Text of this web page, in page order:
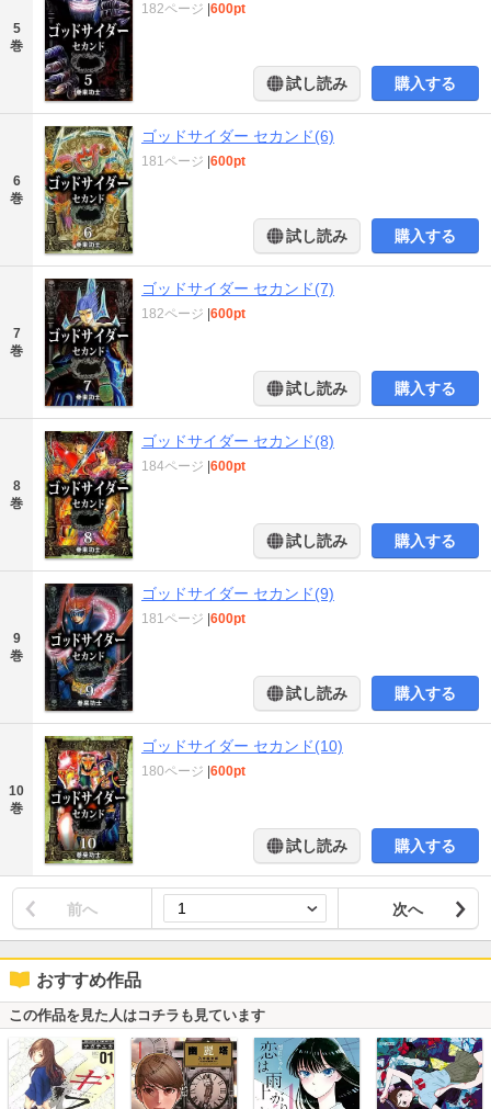
5
巻
182ページ 600pt
試し読み 購入する
6
巻
ゴッドサイダー セカンド(6)
181ページ 600pt
試し読み 購入する
7
巻
ゴッドサイダー セカンド(7)
182ページ 600pt
試し読み 購入する
8
巻
ゴッドサイダー セカンド(8)
184ページ 600pt
試し読み 購入する
9
巻
ゴッドサイダー セカンド(9)
181ページ 600pt
試し読み 購入する
10
巻
ゴッドサイダー セカンド(10)
180ページ 600pt
試し読み 購入する
前へ 次へ
おすすめ作品
この作品を見た人はコチラも見ています